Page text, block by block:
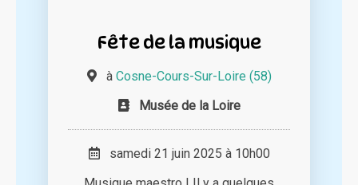
Fête de la musique
à Cosne-Cours-Sur-Loire (58)
Musée de la Loire
samedi 21 juin 2025 à 10h00